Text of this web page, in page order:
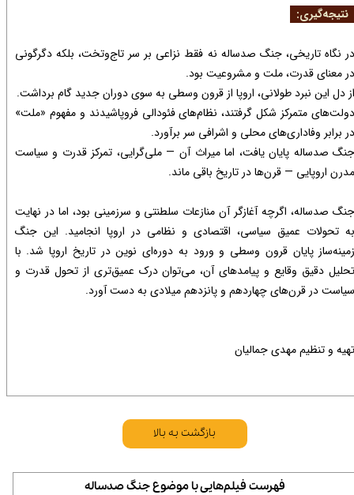
نگاه تاریخی، جنگ صدساله نه فقط نزاعی بر سر تاج‌وتخت، بلکه دگرگونی
معنای قدرت، ملت و مشروعیت بود.
دل این نبرد طولانی، اروپا از قرون وسطی به سوی دوران جدید گام برداشت.
متمرکز شکل گرفتند، نظام‌های فئودالی فروپاشیدند و مفهوم «ملت»
برابر وفاداری‌های محلی و اشرافی سر برآورد.
صدساله پایان یافت، اما میراث آن — ملی‌گرایی، تمرکز قدرت و سیاست
اروپایی — قرن‌ها در تاریخ باقی ماند.​​​​​​​
صدساله، اگرچه آغازگر آن منازعات سلطنتی و سرزمینی بود، اما در نهایت
تحولات عمیق سیاسی، اقتصادی و نظامی در اروپا انجامید. این جنگ
پایان قرون وسطی و ورود به دوره‌ای نوین در تاریخ اروپا شد. با
دقیق وقایع و پیامدهای آن، می‌توان درک عمیق‌تری از تحول قدرت و
در قرن‌های چهاردهم و پانزدهم میلادی به دست آورد.​​​​​​​​​​​​​​​​​​​​​
و تنظیم مهدی جمالیان​​​​​​​
بازگشت به بالا
فهرست فیلم‌هایی با موضوع جنگ صدساله